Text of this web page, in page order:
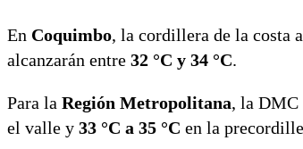
En Coquimbo, la cordillera de la costa
alcanzarán entre 32 °C y 34 °C.
Para la Región Metropolitana, la DMC
el valle y 33 °C a 35 °C en la